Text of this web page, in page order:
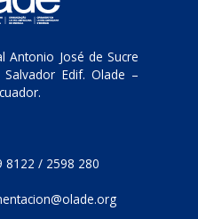
Antonio José de Sucre
Edif. Olade –
8122 / 2598 280